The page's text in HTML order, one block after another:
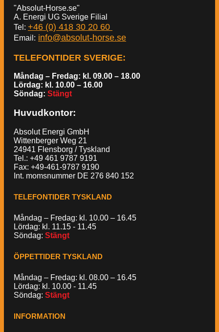
"Absolut-Horse.se"
A. Energi UG Sverige Filial
Tel: +46 (0) 418 30 20 60
Email: info@absolut-horse.se
TELEFONTIDER SVERIGE:
Måndag – Fredag: kl. 09.00 – 18.00
Lördag: kl. 10.00 – 16.00
Söndag: Stängt
Huvudkontor:
Absolut Energi GmbH
Wittenberger Weg 21
24941 Flensborg / Tyskland
Tel.: +49 461 9787 9191
Fax: +49-461-9787 9190
Int. momsnummer DE 276 840 152
TELEFONTIDER TYSKLAND
Måndag – Fredag: kl. 10.00 – 16.45
Lördag: kl. 11.15 - 11.45
Söndag: Stängt
ÖPPETTIDER TYSKLAND
Måndag – Fredag: kl. 08.00 – 16.45
Lördag: kl. 10.00 - 11.45
Söndag: Stängt
INFORMATION